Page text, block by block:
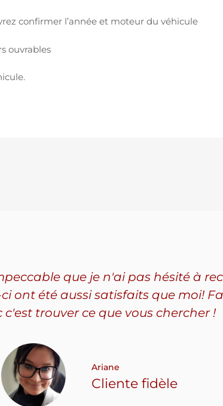
confirmer l’année et moteur du véhicule
ouvrables
que je n'ai pas hésité à
ont été aussi satisfaits que moi!
c'est trouver ce que vous chercher !
Ariane
Cliente fidèle